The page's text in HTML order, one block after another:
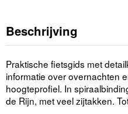
Beschrijving
Praktische fietsgids met
informatie over overnachten
hoogteprofiel. In
de Rijn, met veel zijtakken.